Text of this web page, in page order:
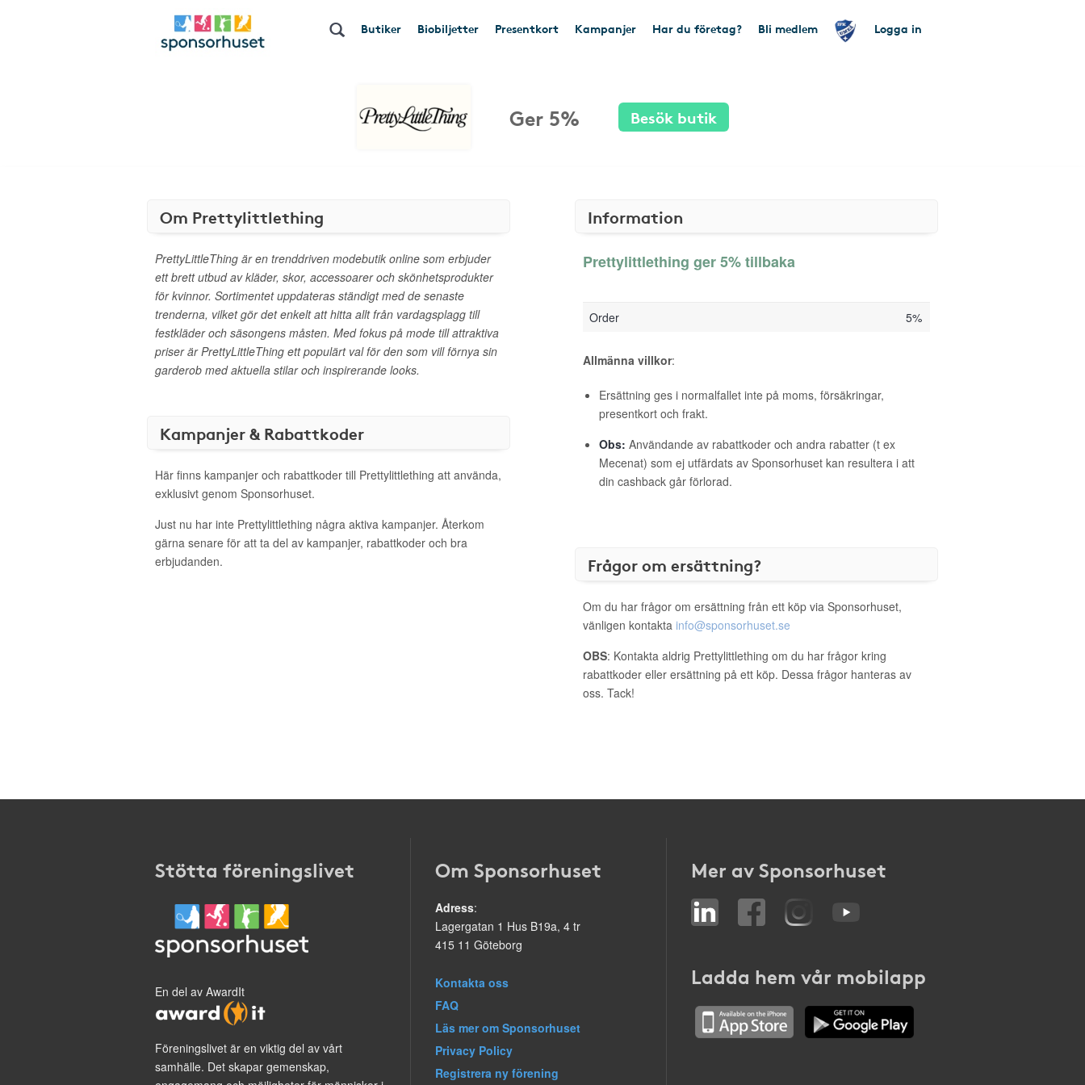
Butiker Biobiljetter Presentkort Kampanjer Har du företag? Bli medlem Logga in
Ger 5% Besök butik
Om Prettylittlething
PrettyLittleThing är en trenddriven modebutik online som erbjuder
ett brett utbud av kläder, skor, accessoarer och skönhetsprodukter
för kvinnor. Sortimentet uppdateras ständigt med de senaste
trenderna, vilket gör det enkelt att hitta allt från vardagsplagg till
festkläder och säsongens måsten. Med fokus på mode till attraktiva
priser är PrettyLittleThing ett populärt val för den som vill förnya sin
garderob med aktuella stilar och inspirerande looks.
Kampanjer & Rabattkoder
Här finns kampanjer och rabattkoder till Prettylittlething att använda,
exklusivt genom Sponsorhuset.
Just nu har inte Prettylittlething några aktiva kampanjer. Återkom
gärna senare för att ta del av kampanjer, rabattkoder och bra
erbjudanden.
Information
Prettylittlething ger 5% tillbaka
Order 5%
Allmänna villkor:
Ersättning ges i normalfallet inte på moms, försäkringar,
presentkort och frakt.
Obs: Användande av rabattkoder och andra rabatter (t ex
Mecenat) som ej utfärdats av Sponsorhuset kan resultera i att
din cashback går förlorad.
Frågor om ersättning?
Om du har frågor om ersättning från ett köp via Sponsorhuset,
vänligen kontakta info@sponsorhuset.se
OBS: Kontakta aldrig Prettylittlething om du har frågor kring
rabattkoder eller ersättning på ett köp. Dessa frågor hanteras av
oss. Tack!
Stötta föreningslivet
En del av AwardIt
Föreningslivet är en viktig del av vårt
samhälle. Det skapar gemenskap,
Om Sponsorhuset
Adress:
Lagergatan 1 Hus B19a, 4 tr
415 11 Göteborg
Kontakta oss
FAQ
Läs mer om Sponsorhuset
Privacy Policy
Registrera ny förening
Mer av Sponsorhuset
Ladda hem vår mobilapp